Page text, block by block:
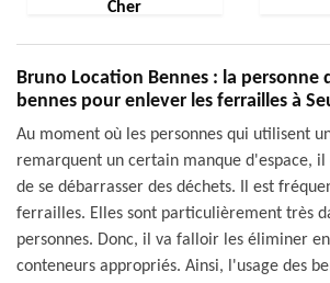
Cher
Bruno Location Bennes : la personne
bennes pour enlever les ferrailles à
Au moment où les personnes qui utilisent
remarquent un certain manque d'espace,
de se débarrasser des déchets. Il est
ferrailles. Elles sont particulièrement très
personnes. Donc, il va falloir les éliminer
conteneurs appropriés. Ainsi, l'usage des